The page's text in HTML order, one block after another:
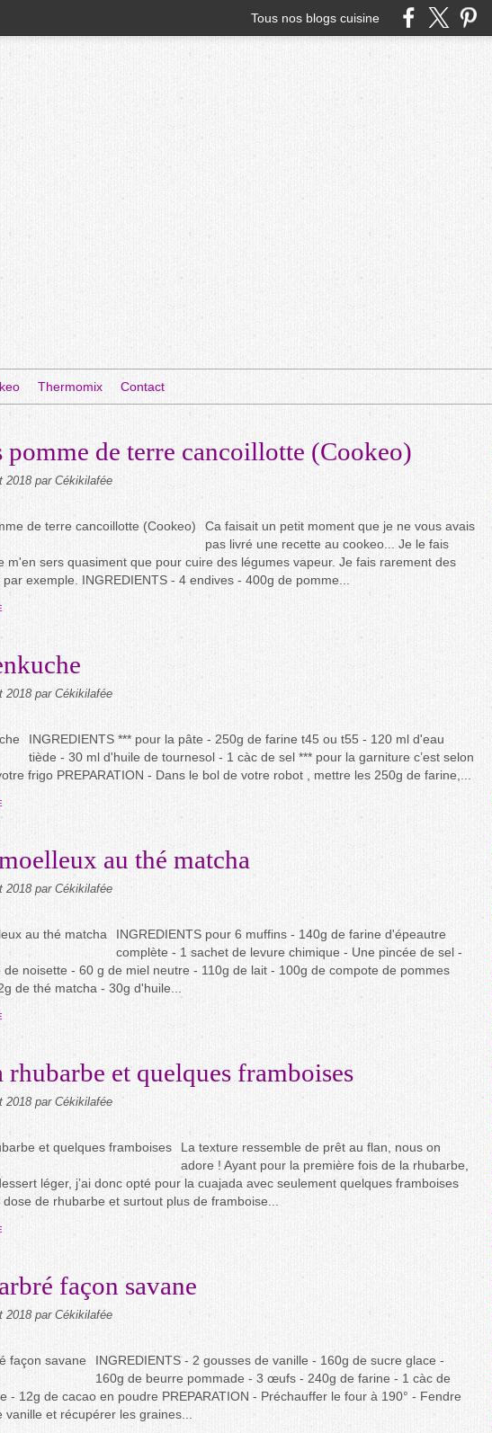
Tous nos blogs cuisine
Thermomix Contact
pomme de terre cancoillotte (Cookeo)
2018 par Cékikilafée
Ca faisait un petit moment que je ne vous avais
pas livré une recette au cookeo... Je le fais
m'en sers quasiment que pour cuire des légumes vapeur. Je fais rarement des
exemple. INGREDIENTS - 4 endives - 400g de pomme...
2018 par Cékikilafée
INGREDIENTS *** pour la pâte - 250g de farine t45 ou t55 - 120 ml d'eau
tiède - 30 ml d'huile de tournesol - 1 càc de sel *** pour la garniture c’est selon
frigo PREPARATION - Dans le bol de votre robot , mettre les 250g de farine,...
au thé matcha
2018 par Cékikilafée
INGREDIENTS pour 6 muffins - 140g de farine d'épeautre
complète - 1 sachet de levure chimique - Une pincée de sel -
noisette - 60 g de miel neutre - 110g de lait - 100g de compote de pommes
de thé matcha - 30g d'huile...
rhubarbe et quelques framboises
2018 par Cékikilafée
La texture ressemble de prêt au flan, nous on
adore ! Ayant pour la première fois de la rhubarbe,
léger, j’ai donc opté pour la cuajada avec seulement quelques framboises
de rhubarbe et surtout plus de framboise...
façon savane
2018 par Cékikilafée
INGREDIENTS - 2 gousses de vanille - 160g de sucre glace -
160g de beurre pommade - 3 œufs - 240g de farine - 1 càc de
- 12g de cacao en poudre PREPARATION - Préchauffer le four à 190° - Fendre
vanille et récupérer les graines...